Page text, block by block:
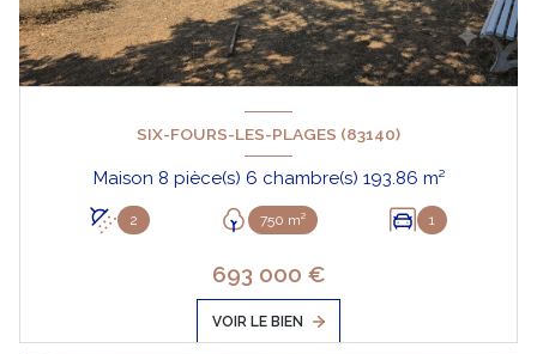
SIX-FOURS-LES-PLAGES (83140)
Maison 8 pièce(s) 6 chambre(s) 193.86 m²
2 750 m² 1
693 000 €
VOIR LE BIEN